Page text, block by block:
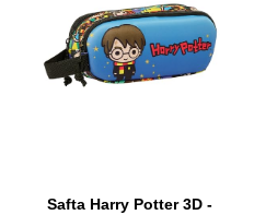
Safta Harry Potter 3D -